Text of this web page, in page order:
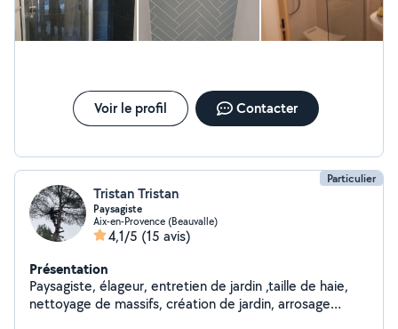
Voir le profil Contacter
Particulier
Tristan Tristan
Paysagiste
Aix-en-Provence (Beauvalle)
4,1/5 (15 avis)
Présentation
Paysagiste, élageur, entretien de jardin ,taille de haie,
nettoyage de massifs, création de jardin, arrosage